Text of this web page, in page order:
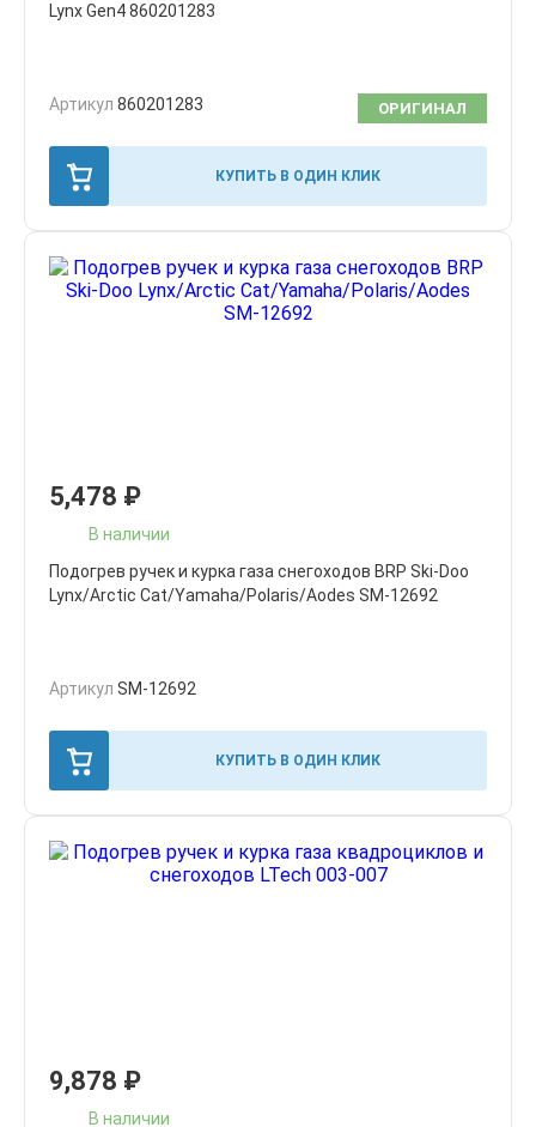
Lynx Gen4 860201283
Артикул 860201283 ОРИГИНАЛ
КУПИТЬ В ОДИН КЛИК
5,478 ₽
В наличии
Подогрев ручек и курка газа снегоходов BRP Ski-Doo
Lynx/Arctic Cat/Yamaha/Polaris/Aodes SM-12692
Артикул SM-12692
КУПИТЬ В ОДИН КЛИК
9,878 ₽
В наличии